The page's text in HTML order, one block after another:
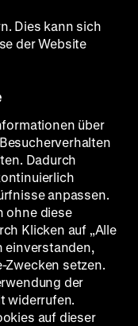
Reihe Historische
im Deutschen
Dies kann sich
der Website
über
Dadurch
anpassen.
ohne diese
Klicken auf „Alle
einverstanden,
Zwecken setzen.
der
widerrufen.
auf dieser